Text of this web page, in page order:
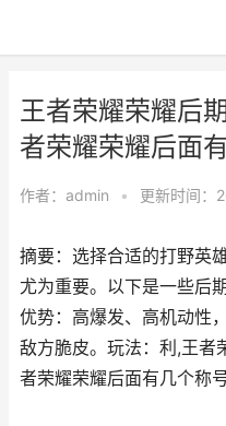
王者荣耀荣耀后
者荣耀荣耀后面
作者： admin • 更新时间
摘要：选择合适的打野英
尤为重要。以下是一些后
优势：高爆发、高机动性
敌方脆皮。玩法：利,王者
者荣耀荣耀后面有几个称